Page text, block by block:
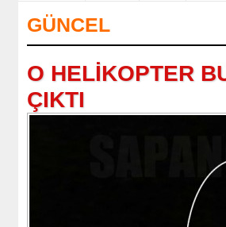
GÜNCEL
O HELİKOPTER
ÇIKTI